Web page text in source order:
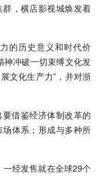
，横店影视城焕发着
的历史意义和时代价
神冲破一切束缚文化发
文化生产力”，并对浙
借鉴经济体制改革的
体系；形成与多种所
经发售就在全球29个